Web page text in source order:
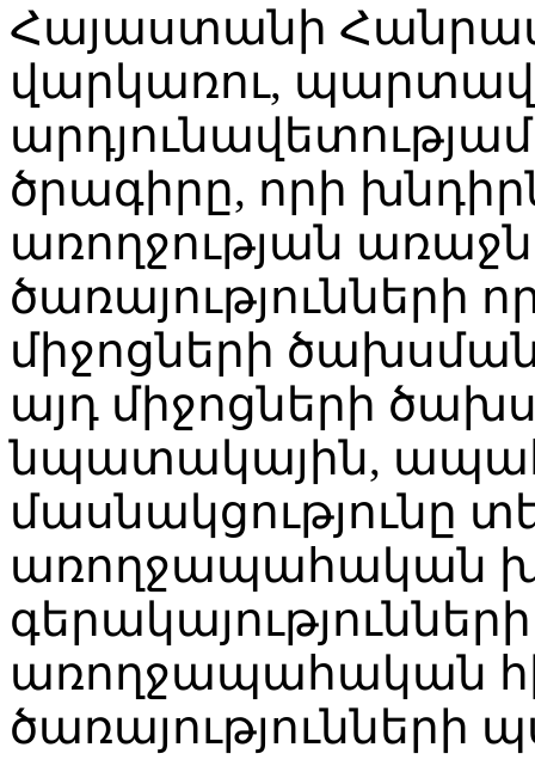
Հայաստանի
վարկառու,
ծրագիրը, որի
առողջության
միջոցների
այդ միջոցների
նպատակային,
մասնակցությունը
առողջապահական
առողջապահական